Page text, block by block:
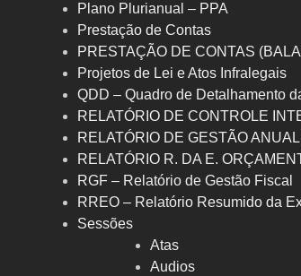
Plano Plurianual – PPA
Prestação de Contas
PRESTAÇÃO DE CONTAS
Projetos de Lei e Atos Infralegais
QDD – Quadro de Detalhamento
RELATÓRIO DE CONTROLE
RELATÓRIO DE GESTÃO
RELATÓRIO R. DA E.
RGF – Relatório de Gestão Fiscal
RREO – Relatório Resumido da
Sessões
Atas
Audios